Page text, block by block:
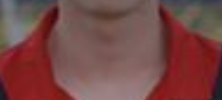
SPORTPARK GOED GENOEG